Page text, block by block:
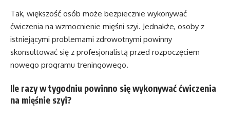
Tak, większość osób może bezpiecznie wykonywać
ćwiczenia na wzmocnienie mięśni szyi. Jednakże, osoby z
istniejącymi problemami zdrowotnymi powinny
skonsultować się z profesjonalistą przed rozpoczęciem
nowego programu treningowego.
Ile razy w tygodniu powinno się wykonywać ćwiczenia
na mięśnie szyi?